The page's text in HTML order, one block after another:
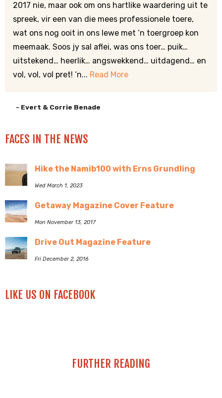
2017 nie, maar ook om ons hartlike waardering uit te
spreek, vir een van die mees professionele toere,
wat ons nog ooit in ons lewe met ‘n toergroep kon
meemaak. Soos jy sal aflei, was ons toer… puik…
uitstekend… heerlik… angswekkend… uitdagend… en
vol, vol, vol pret! ‘n... Read More
- Evert & Corrie Benade
FACES IN THE NEWS
Hike the Namib100 with Erns Grundling
Wed March 1, 2023
Getaway Magazine Cover Feature
Mon November 13, 2017
Drive Out Magazine Feature
Fri December 2, 2016
LIKE US ON FACEBOOK
FURTHER READING